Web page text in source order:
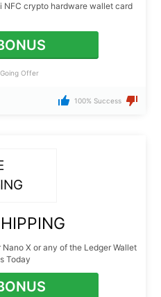
NFC crypto hardware wallet card
Offer
100% Success
X or any of the Ledger Wallet
Today